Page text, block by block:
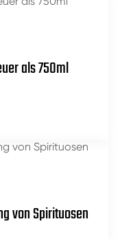
als 750ml
von Spirituosen